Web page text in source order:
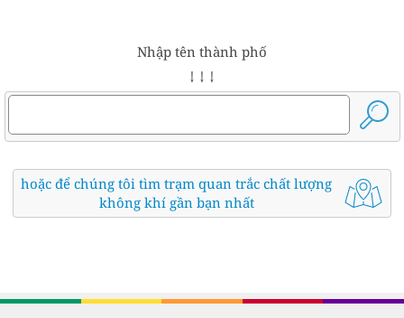
Nhập tên thành phố
↓ ↓ ↓
hoặc để chúng tôi tìm trạm quan trắc chất lượng
không khí gần bạn nhất